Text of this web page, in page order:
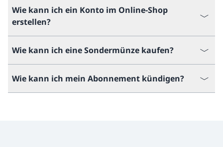
Wie kann ich ein Konto im Online-Shop
erstellen?
Wie kann ich eine Sondermünze kaufen?
Wie kann ich mein Abonnement kündigen?